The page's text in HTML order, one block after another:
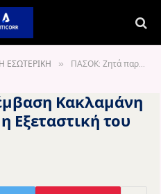
ΕΣΩΤΕΡΙΚΗ » ΠΑΣΟΚ: Ζητά παρέμβαση Κακλαμάνη για να συνεχιστεί η Εξεταστική του ΟΠΕΚΕΠΕ
Κακλαμάνη
Εξεταστική του